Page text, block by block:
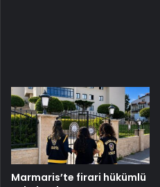
Marmaris’te firari hükümlü